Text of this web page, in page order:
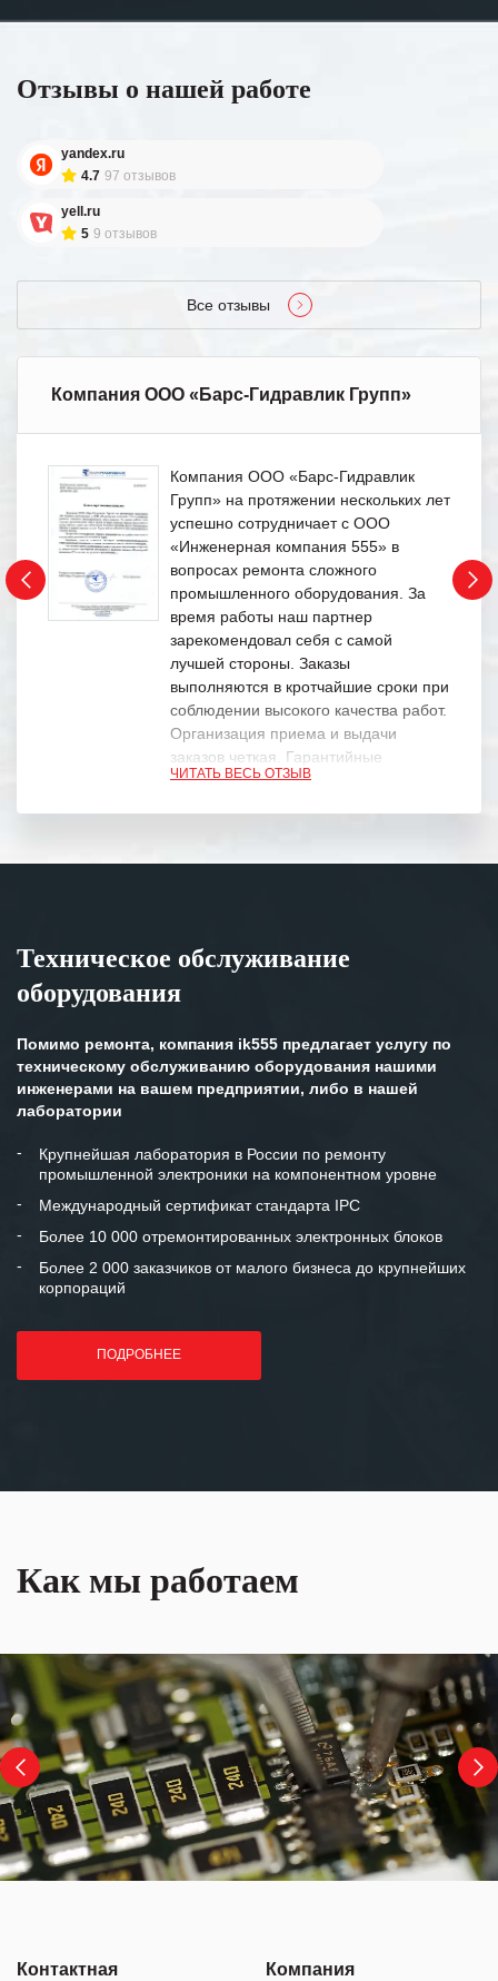
Отзывы о нашей работе
yandex.ru
4.7 97 отзывов
yell.ru
5 9 отзывов
Все отзывы
Компания ООО «Барс-Гидравлик Групп»
Компания ООО «Барс-Гидравлик
Групп» на протяжении нескольких лет
успешно сотрудничает с ООО
«Инженерная компания 555» в
вопросах ремонта сложного
промышленного оборудования. За
время работы наш партнер
зарекомендовал себя с самой
лучшей стороны. Заказы
выполняются в кротчайшие сроки при
соблюдении высокого качества работ.
Организация приема и выдачи
заказов четкая. Гарантийные
обязательства выполняются в
Особенно хочется отметить высокую
клиентоориентированность
готовность помочь в самых сложных
Мы высоко ценим сложившиеся
и доверительные партнерские
отношения и искренне желаем
«Инженерной компании «555» долгих
лет успеха и процветания.
ЧИТАТЬ ВЕСЬ ОТЗЫВ
Техническое обслуживание
оборудования
Помимо ремонта, компания ik555 предлагает услугу по
техническому обслуживанию оборудования нашими
инженерами на вашем предприятии, либо в нашей
лаборатории
Крупнейшая лаборатория в России по ремонту
промышленной электроники на компонентном уровне
Международный сертификат стандарта IPC
Более 10 000 отремонтированных электронных блоков
Более 2 000 заказчиков от малого бизнеса до крупнейших
корпораций
ПОДРОБНЕЕ
Как мы работаем
Контактная
Компания